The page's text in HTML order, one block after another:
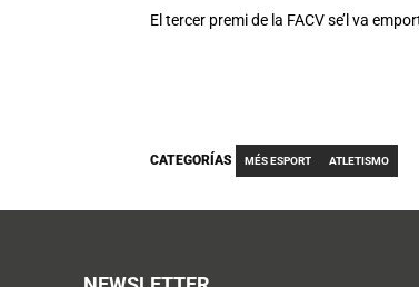
El tercer premi de la FACV se’l va
CATEGORÍAS MÉS ESPORT ATLETISMO